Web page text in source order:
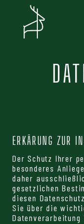
ERKÄRUNG ZUR
Der Schutz Ihrer
besonderes
daher
gesetzlichen
diesen
Sie über die
Datenverarbeitung